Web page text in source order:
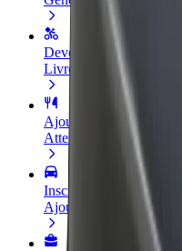
Devenir livreur
Livrez des repas et
Ajouter un restaurant ou
Atteignez plus de
Inscrivez-vous en tant
Ajoutez votre flotte sur